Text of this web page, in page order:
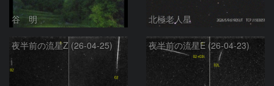
谷 明 北極老人星
夜半前の流星Z (26-04-25) 夜半前の流星E (26-04-23)